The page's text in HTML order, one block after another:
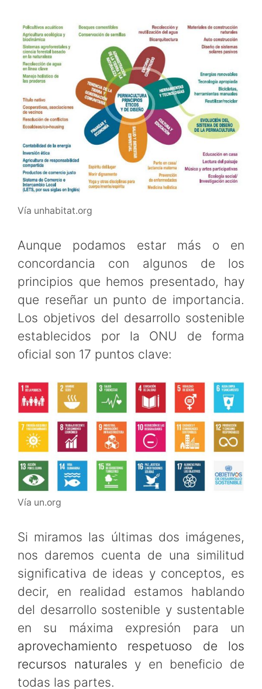
Vía unhabitat.org
Aunque podamos estar más o en
concordancia con algunos de los
principios que hemos presentado, hay
que reseñar un punto de importancia.
Los objetivos del desarrollo sostenible
establecidos por la ONU de forma
oficial son 17 puntos clave:
Vía un.org
Si miramos las últimas dos imágenes,
nos daremos cuenta de una similitud
significativa de ideas y conceptos, es
decir, en realidad estamos hablando
del desarrollo sostenible y sustentable
en su máxima expresión para un
aprovechamiento respetuoso de los
recursos naturales y en beneficio de
todas las partes.